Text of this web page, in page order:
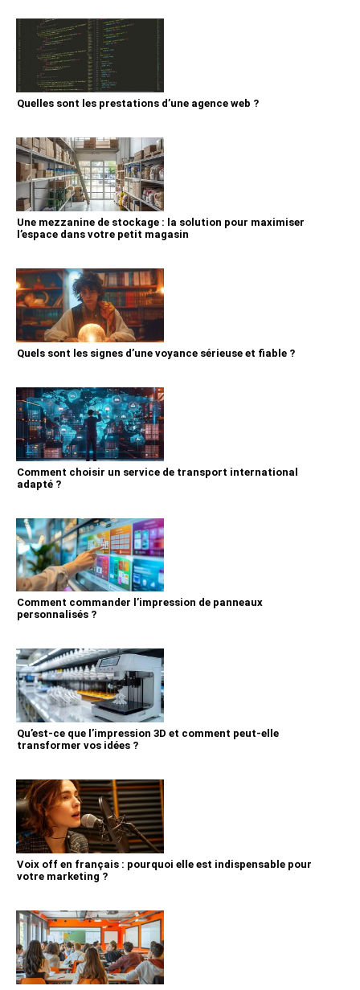
Quelles sont les prestations d’une agence web ?
Une mezzanine de stockage : la solution pour maximiser
l’espace dans votre petit magasin
Quels sont les signes d’une voyance sérieuse et fiable ?
Comment choisir un service de transport international
adapté ?
Comment commander l’impression de panneaux
personnalisés ?
Qu’est-ce que l’impression 3D et comment peut-elle
transformer vos idées ?
Voix off en français : pourquoi elle est indispensable pour
votre marketing ?